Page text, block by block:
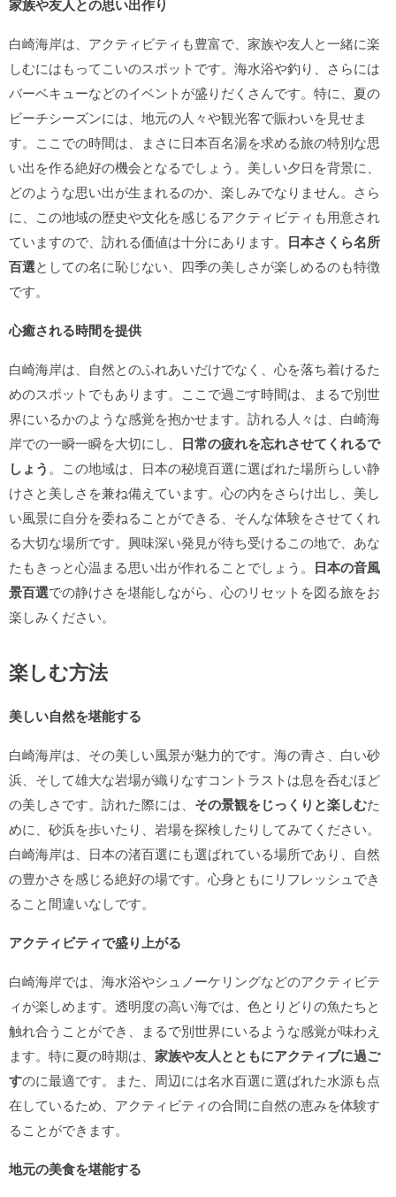
家族や友人との思い出作り
白崎海岸は、アクティビティも豊富で、家族や友人と一緒に楽
しむにはもってこいのスポットです。海水浴や釣り、さらには
バーベキューなどのイベントが盛りだくさんです。特に、夏の
ビーチシーズンには、地元の人々や観光客で賑わいを見せま
す。ここでの時間は、まさに日本百名湯を求める旅の特別な思
い出を作る絶好の機会となるでしょう。美しい夕日を背景に、
どのような思い出が生まれるのか、楽しみでなりません。さら
に、この地域の歴史や文化を感じるアクティビティも用意され
ていますので、訪れる価値は十分にあります。 日本さくら名所
百選としての名に恥じない、四季の美しさが楽しめるのも特徴
です。
心癒される時間を提供
白崎海岸は、自然とのふれあいだけでなく、心を落ち着けるた
めのスポットでもあります。ここで過ごす時間は、まるで別世
界にいるかのような感覚を抱かせます。訪れる人々は、白崎海
岸での一瞬一瞬を大切にし、 日常の疲れを忘れさせてくれるで
しょう 。この地域は、日本の秘境百選に選ばれた場所らしい静
けさと美しさを兼ね備えています。心の内をさらけ出し、美し
い風景に自分を委ねることができる、そんな体験をさせてくれ
る大切な場所です。興味深い発見が待ち受けるこの地で、あな
たもきっと心温まる思い出が作れることでしょう。 日本の音風
景百選での静けさを堪能しながら、心のリセットを図る旅をお
楽しみください。
楽しむ方法
美しい自然を堪能する
白崎海岸は、その美しい風景が魅力的です。海の青さ、白い砂
浜、そして雄大な岩場が織りなすコントラストは息を呑むほど
の美しさです。訪れた際には、 その景観をじっくりと楽しむた
めに、砂浜を歩いたり、岩場を探検したりしてみてください。
白崎海岸は、日本の渚百選にも選ばれている場所であり、自然
の豊かさを感じる絶好の場です。心身ともにリフレッシュでき
ること間違いなしです。
アクティビティで盛り上がる
白崎海岸では、海水浴やシュノーケリングなどのアクティビテ
ィが楽しめます。透明度の高い海では、色とりどりの魚たちと
触れ合うことができ、まるで別世界にいるような感覚が味わえ
ます。特に夏の時期は、 家族や友人とともにアクティブに過ご
すのに最適です。また、周辺には名水百選に選ばれた水源も点
在しているため、アクティビティの合間に自然の恵みを体験す
ることができます。
地元の美食を堪能する